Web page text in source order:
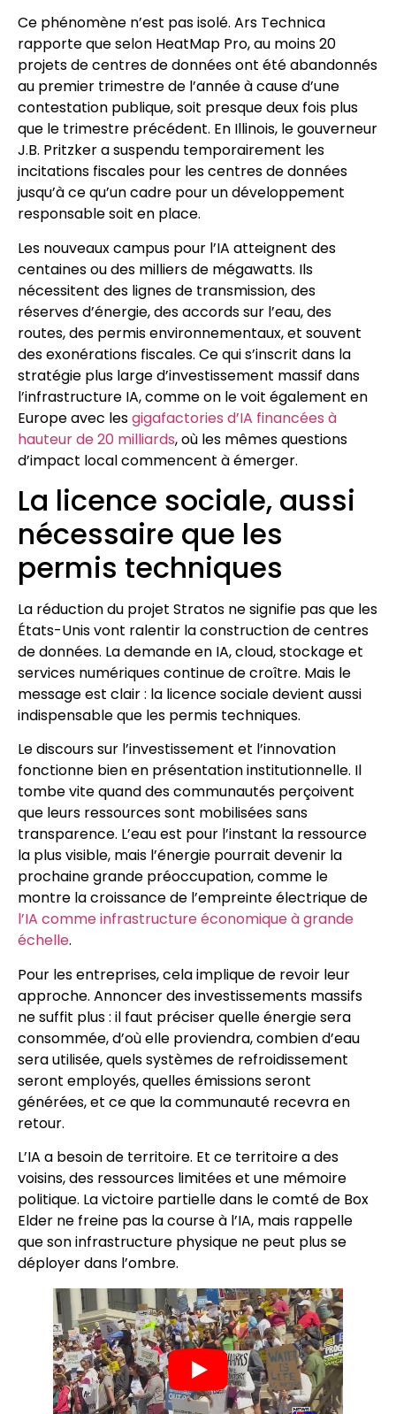
Ce phénomène n’est pas isolé. Ars Technica
rapporte que selon HeatMap Pro, au moins 20
projets de centres de données ont été abandonnés
au premier trimestre de l’année à cause d’une
contestation publique, soit presque deux fois plus
que le trimestre précédent. En Illinois, le gouverneur
J.B. Pritzker a suspendu temporairement les
incitations fiscales pour les centres de données
jusqu’à ce qu’un cadre pour un développement
responsable soit en place.
Les nouveaux campus pour l’IA atteignent des
centaines ou des milliers de mégawatts. Ils
nécessitent des lignes de transmission, des
réserves d’énergie, des accords sur l’eau, des
routes, des permis environnementaux, et souvent
des exonérations fiscales. Ce qui s’inscrit dans la
stratégie plus large d’investissement massif dans
l’infrastructure IA, comme on le voit également en
Europe avec lesgigafactories d’IA financées à
hauteur de 20 milliards, où les mêmes questions
d’impact local commencent à émerger.
La licence sociale, aussi
nécessaire que les
permis techniques
La réduction du projet Stratos ne signifie pas que les
États-Unis vont ralentir la construction de centres
de données. La demande en IA, cloud, stockage et
services numériques continue de croître. Mais le
message est clair : la licence sociale devient aussi
indispensable que les permis techniques.
Le discours sur l’investissement et l’innovation
fonctionne bien en présentation institutionnelle. Il
tombe vite quand des communautés perçoivent
que leurs ressources sont mobilisées sans
transparence. L’eau est pour l’instant la ressource
la plus visible, mais l’énergie pourrait devenir la
prochaine grande préoccupation, comme le
montre la croissance de l’empreinte électrique de
l’IA comme infrastructure économique à grande
échelle.
Pour les entreprises, cela implique de revoir leur
approche. Annoncer des investissements massifs
ne suffit plus : il faut préciser quelle énergie sera
consommée, d’où elle proviendra, combien d’eau
sera utilisée, quels systèmes de refroidissement
seront employés, quelles émissions seront
générées, et ce que la communauté recevra en
retour.
L’IA a besoin de territoire. Et ce territoire a des
voisins, des ressources limitées et une mémoire
politique. La victoire partielle dans le comté de Box
Elder ne freine pas la course à l’IA, mais rappelle
que son infrastructure physique ne peut plus se
déployer dans l’ombre.